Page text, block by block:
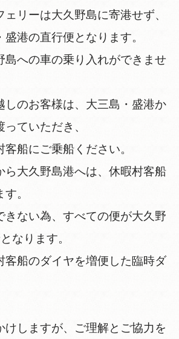
リーは大久野島に寄港せず、
港の直行便となります。
島への車の乗り入れができませ
しのお客様は、大三島・盛港か
ていただき、
船にご乗船ください。
ら大久野島港へは、休暇村客船
。
きない為、すべての便が大久野
なります。
客船のダイヤを増便した臨時ダ
けしますが、ご理解とご協力を